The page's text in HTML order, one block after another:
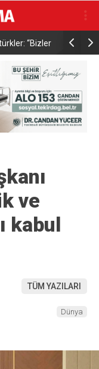
“Bizler
ve
kabul
TÜM YAZILARI
Dünya